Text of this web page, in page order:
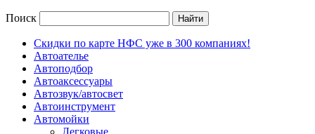
Поиск
Скидки по карте НФС уже в 300 компаниях!
Автоателье
Автоподбор
Автоаксессуары
Автозвук/автосвет
Автоинструмент
Автомойки
Легковые